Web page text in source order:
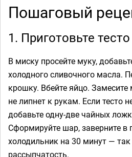
Пошаговый
1. Приготовьте тесто
В миску просейте муку,
холодного сливочного масла.
крошку. Вбейте яйцо. Замесите
не липнет к рукам. Если тесто
добавьте одну-две чайных
Сформируйте шар, заверните в
холодильник на 30 минут —
рассыпчатость.